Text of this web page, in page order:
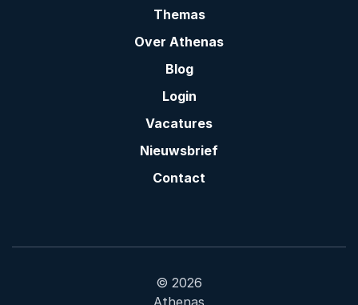
Themas
Over Athenas
Blog
Login
Vacatures
Nieuwsbrief
Contact
© 2026
Athenas